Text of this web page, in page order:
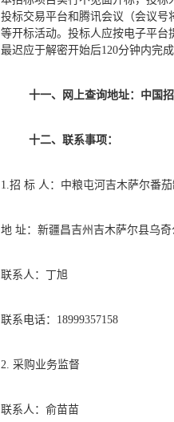
投标交易平台和腾讯会议（会议
等开标活动。投标人应按电子平台
最迟应于解密开始后120分钟内完
十一、网上查询地址：中国
十二、联系事项：
1.招 标 人：中粮屯河吉木萨尔番
地 址：新疆昌吉州吉木萨尔县乌
联系人：丁旭
联系电话： 18999357158
2. 采购业务监督
联系人：俞苗苗